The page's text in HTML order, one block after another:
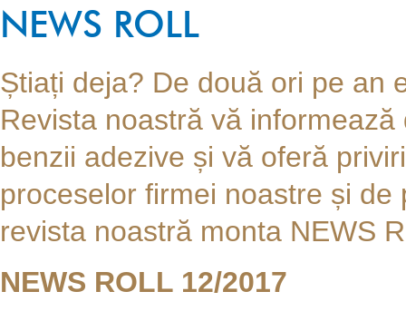
NEWS ROLL
Știați deja? De două ori pe an
Revista noastră vă
benzii adezive și vă oferă
proceselor firmei noastre și
revista noastră monta NEWS
NEWS ROLL 12/2017